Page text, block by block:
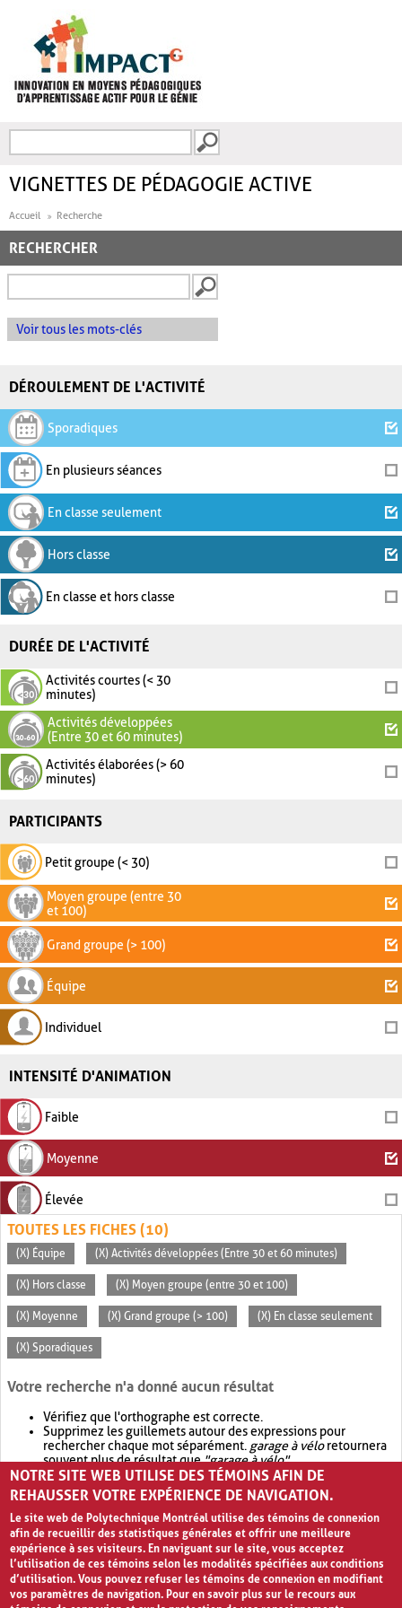
FORMULAIRE DE
VIGNETTES DE PÉDAGOGIE ACTIVE
Accueil Recherche
RECHERCHER
Voir tous les mots-clés
DÉROULEMENT DE L'ACTIVITÉ
Sporadiques
En plusieurs séances
En classe seulement
Hors classe
En classe et hors classe
DURÉE DE L'ACTIVITÉ
Activités courtes (< 30
minutes)
Activités développées
(Entre 30 et 60 minutes)
Activités élaborées (> 60
minutes)
PARTICIPANTS
Petit groupe (< 30)
Moyen groupe (entre 30
et 100)
Grand groupe (> 100)
Équipe
Individuel
INTENSITÉ D'ANIMATION
Faible
Moyenne
Élevée
TOUTES LES FICHES (10)
(X) Équipe (X) Activités développées (Entre 30 et 60 minutes)
(X) Hors classe (X) Moyen groupe (entre 30 et 100)
(X) Moyenne (X) Grand groupe (> 100) (X) En classe seulement
(X) Sporadiques
Votre recherche n'a donné aucun résultat
Vérifiez que l'orthographe est correcte.
Supprimez les guillemets autour des expressions pour
rechercher chaque mot séparément. garage à véloretournera
souvent plus de résultat que"garage à vélo".
Envisagez d'élargir votre recherche avec OR.garage OR vélo
retournera souvent plus de résultat quegarage à vélo
NOTRE SITE WEB UTILISE DES TÉMOINS AFIN DE
REHAUSSER VOTRE EXPÉRIENCE DE NAVIGATION.
Le site web de Polytechnique Montréal utilise des témoins de connexion
afin de recueillir des statistiques générales et offrir une meilleure
expérience à ses visiteurs. En naviguant sur le site, vous acceptez
l’utilisation de ces témoins selon les modalités spécifiées aux conditions
d’utilisation. Vous pouvez refuser les témoins de connexion en modifiant
vos paramètres de navigation. Pour en savoir plus sur le recours aux